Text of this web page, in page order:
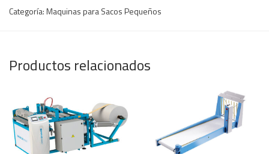
Categoría:Maquinas para Sacos Pequeños
Productos relacionados